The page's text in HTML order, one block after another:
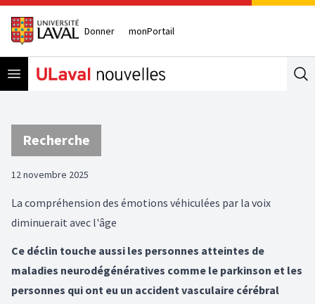
Donner monPortail
Open menu
Recherche
12 novembre 2025
La compréhension des émotions véhiculées par la voix
diminuerait avec l'âge
Ce déclin touche aussi les personnes atteintes de
maladies neurodégénératives comme le parkinson et les
personnes qui ont eu un accident vasculaire cérébral